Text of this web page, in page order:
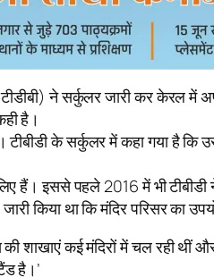
ने सर्कुलर जारी कर केरल
है।
टीबीडी के सर्कुलर में कहा गया है
इससे पहले 2016 में भी टीबीडी ने
किया था कि मंदिर परिसर का
शाखाएं कई मंदिरों में चल रही थीं
है।’